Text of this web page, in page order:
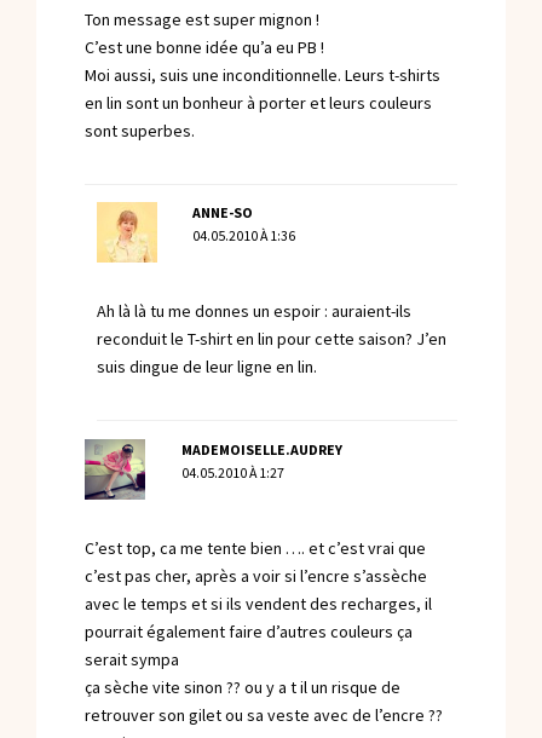
Ton message est super mignon !
C’est une bonne idée qu’a eu PB !
Moi aussi, suis une inconditionnelle. Leurs t-shirts
en lin sont un bonheur à porter et leurs couleurs
sont superbes.
ANNE-SO
04.05.2010 À 1:36
Ah là là tu me donnes un espoir : auraient-ils
reconduit le T-shirt en lin pour cette saison? J’en
suis dingue de leur ligne en lin.
MADEMOISELLE.AUDREY
04.05.2010 À 1:27
C’est top, ca me tente bien …. et c’est vrai que
c’est pas cher, après a voir si l’encre s’assèche
avec le temps et si ils vendent des recharges, il
pourrait également faire d’autres couleurs ça
serait sympa
ça sèche vite sinon ?? ou y a t il un risque de
retrouver son gilet ou sa veste avec de l’encre ??